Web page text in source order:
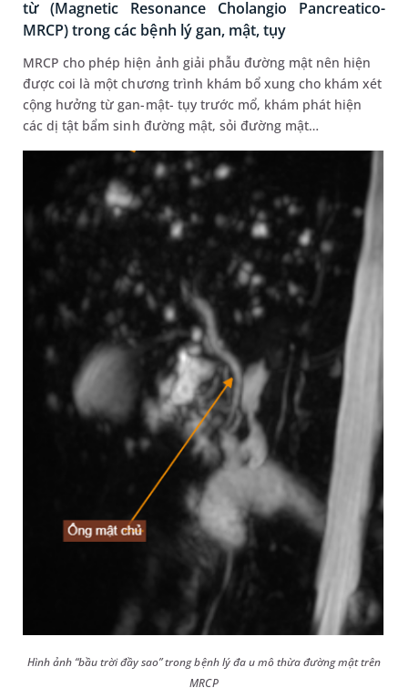
từ (Magnetic Resonance Cholangio Pancreatico-
MRCP) trong các bệnh lý gan, mật, tụy
MRCP cho phép hiện ảnh giải phẫu đường mật nên hiện
được coi là một chương trình khám bổ xung cho khám xét
cộng hưởng từ gan-mật- tụy trước mổ, khám phát hiện
các dị tật bẩm sinh đường mật, sỏi đường mật…
Hình ảnh “bầu trời đầy sao” trong bệnh lý đa u mô thừa đường mật trên
MRCP